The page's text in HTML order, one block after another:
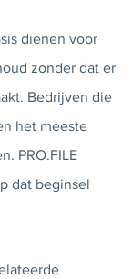
dienen voor
zonder dat er
Bedrijven die
het meeste
PRO.FILE
dat beginsel